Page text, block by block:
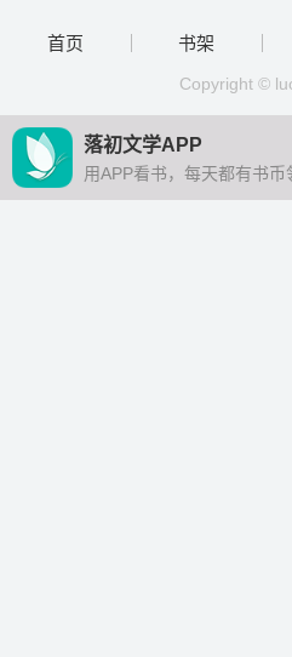
首页 书架
Copyright ©
落初文学APP
用APP看书，每天都有书币